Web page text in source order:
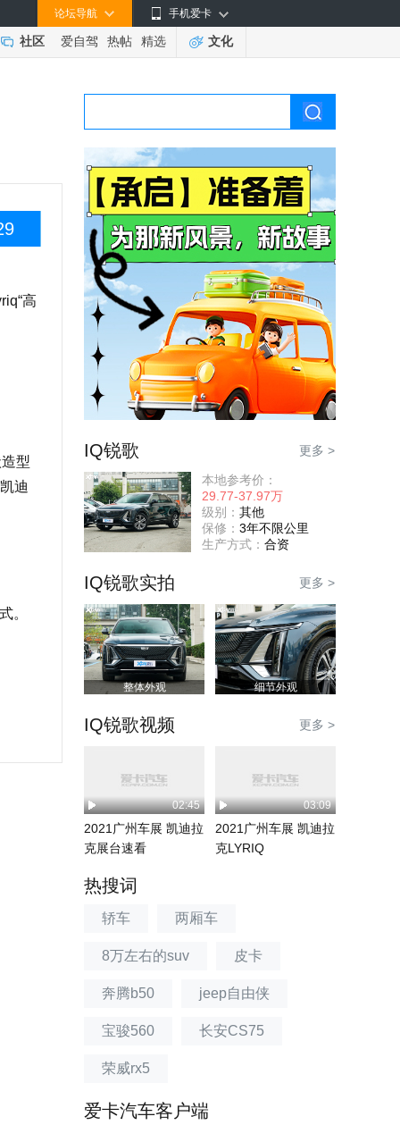
手机爱卡
论坛导航
社区 爱自驾 热帖 精选 文化
高
型
迪
。
IQ锐歌 更多 >
本地参考价：
29.77-37.97万
级别： 其他
保修： 3年不限公里
生产方式： 合资
IQ锐歌实拍 更多 >
整体外观 细节外观
IQ锐歌视频 更多 >
02:45
2021广州车展 凯迪拉
克展台速看
03:09
2021广州车展 凯迪拉
克LYRIQ
热搜词
轿车 两厢车
8万左右的suv 皮卡
奔腾b50 jeep自由侠
宝骏560 长安CS75
荣威rx5
爱卡汽车客户端